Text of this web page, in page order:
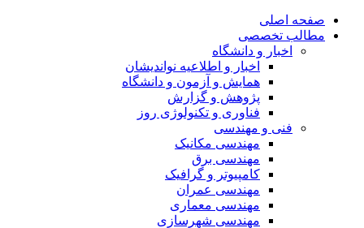
صفحه اصلی
مطالب تخصصی
اخبار و دانشگاه
اخبار و اطلاعیه نواندیشان
همایش و آزمون و دانشگاه
پژوهش و گزارش
فناوری و تکنولوژی روز
فنی و مهندسی
مهندسی مکانیک
مهندسی برق
کامپیوتر و گرافیک
مهندسی عمران
مهندسی معماری
مهندسی شهرسازی